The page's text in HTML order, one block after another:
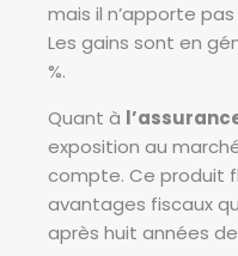
mais il n’apporte
Les gains sont en
%.
Quant à
exposition au
compte. Ce produit
avantages fiscaux
après huit années